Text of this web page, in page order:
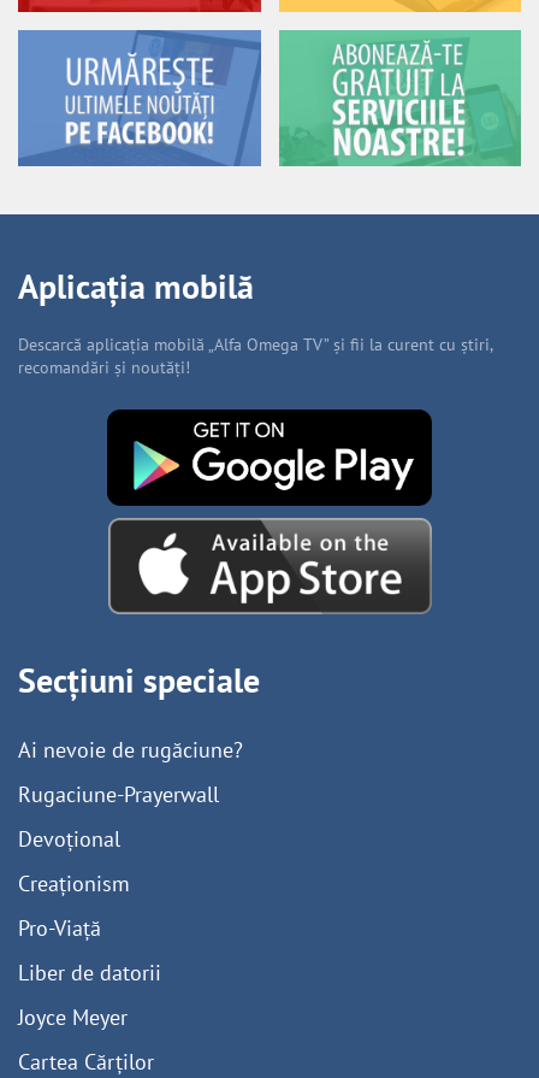
Aplicația mobilă
Descarcă aplicația mobilă „Alfa Omega TV” și fii la curent cu știri,
recomandări și noutăți!
Secțiuni speciale
Ai nevoie de rugăciune?
Rugaciune-Prayerwall
Devoțional
Creaționism
Pro-Viață
Liber de datorii
Joyce Meyer
Cartea Cărților